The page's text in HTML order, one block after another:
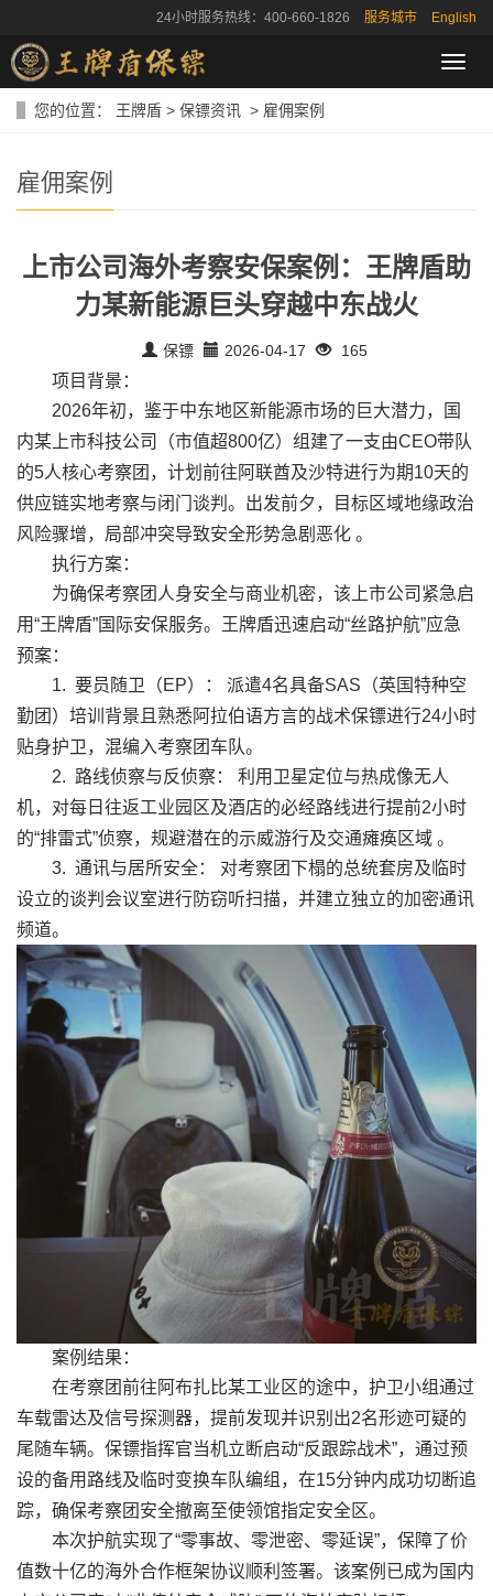
24小时服务热线：400-660-1826 服务城市 English
导
航
您的位置： 王牌盾 > 保镖资讯 > 雇佣案例
雇佣案例
上市公司海外考察安保案例：王牌盾助
力某新能源巨头穿越中东战火
保镖 2026-04-17 165
项目背景：
2026年初，鉴于中东地区新能源市场的巨大潜力，国
内某上市科技公司（市值超800亿）组建了一支由CEO带队
的5人核心考察团，计划前往阿联酋及沙特进行为期10天的
供应链实地考察与闭门谈判。出发前夕，目标区域地缘政治
风险骤增，局部冲突导致安全形势急剧恶化 。
执行方案：
为确保考察团人身安全与商业机密，该上市公司紧急启
用“王牌盾”国际安保服务。王牌盾迅速启动“丝路护航”应急
预案：
1. 要员随卫（EP）： 派遣4名具备SAS（英国特种空
勤团）培训背景且熟悉阿拉伯语方言的战术保镖进行24小时
贴身护卫，混编入考察团车队。
2. 路线侦察与反侦察： 利用卫星定位与热成像无人
机，对每日往返工业园区及酒店的必经路线进行提前2小时
的“排雷式”侦察，规避潜在的示威游行及交通瘫痪区域 。
3. 通讯与居所安全： 对考察团下榻的总统套房及临时
设立的谈判会议室进行防窃听扫描，并建立独立的加密通讯
频道。
案例结果：
在考察团前往阿布扎比某工业区的途中，护卫小组通过
车载雷达及信号探测器，提前发现并识别出2名形迹可疑的
尾随车辆。保镖指挥官当机立断启动“反跟踪战术”，通过预
设的备用路线及临时变换车队编组，在15分钟内成功切断追
踪，确保考察团安全撤离至使领馆指定安全区。
本次护航实现了“零事故、零泄密、零延误”，保障了价
值数十亿的海外合作框架协议顺利签署。该案例已成为国内